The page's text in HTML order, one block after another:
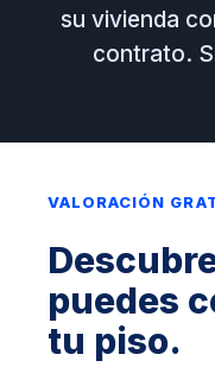
su vivienda
contrato.
VALORACIÓN
puedes
tu piso.